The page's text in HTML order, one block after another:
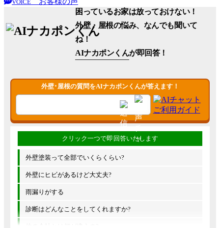
VOICE
困っているお家は放っておけない！
外壁・屋根の悩み、なんでも聞いて
ね！
AIナカポンくんが即回答！
外壁･屋根の質問をAIナカポンくんが答えます！
外壁塗装って全部でいくらくらい?
外壁にヒビがあるけど大丈夫?
雨漏りがする
診断はどんなことをしてくれますか?
他の会社とは何が違うの?